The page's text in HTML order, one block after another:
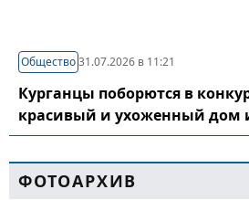
Общество31.07.2026 в 11:21
Курганцы поборются в
красивый и ухоженный дом
ФОТОАРХИВ